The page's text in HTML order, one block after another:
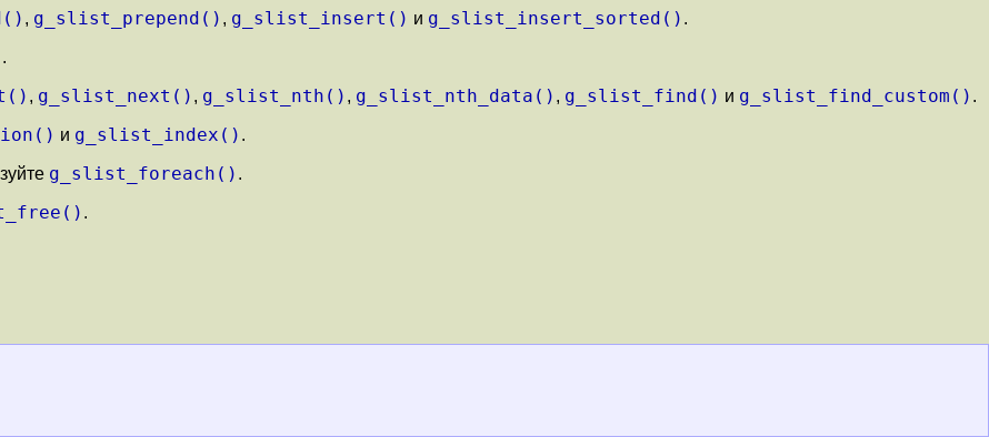
, g_slist_prepend() , g_slist_insert() и g_slist_insert_sorted() .
.
, g_slist_next() , g_slist_nth() , g_slist_nth_data() , g_slist_find() и g_slist_find_custom() .
и g_slist_index() .
g_slist_foreach() .
.